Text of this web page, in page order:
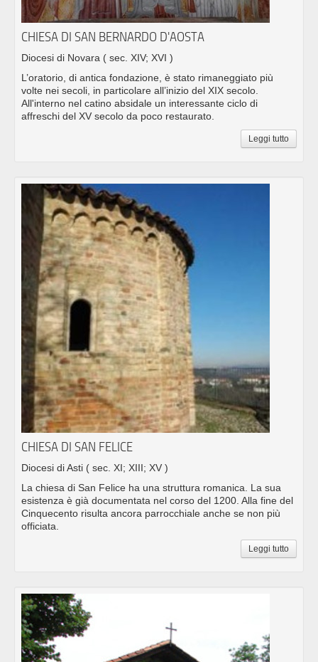
CHIESA DI SAN BERNARDO D'AOSTA
Diocesi di Novara ( sec. XIV; XVI )
L’oratorio, di antica fondazione, è stato rimaneggiato più
volte nei secoli, in particolare all’inizio del XIX secolo.
All'interno nel catino absidale un interessante ciclo di
affreschi del XV secolo da poco restaurato.
Leggi tutto
CHIESA DI SAN FELICE
Diocesi di Asti ( sec. XI; XIII; XV )
La chiesa di San Felice ha una struttura romanica. La sua
esistenza è già documentata nel corso del 1200. Alla fine del
Cinquecento risulta ancora parrocchiale anche se non più
officiata.
Leggi tutto